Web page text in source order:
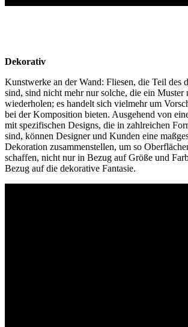
Dekorativ
Kunstwerke an der Wand: Fliesen, die Teil des
sind, sind nicht mehr nur solche, die ein Muster
wiederholen; es handelt sich vielmehr um
bei der Komposition bieten. Ausgehend von
mit spezifischen Designs, die in zahlreichen
sind, können Designer und Kunden eine
Dekoration zusammenstellen, um so
schaffen, nicht nur in Bezug auf Größe und
Bezug auf die dekorative Fantasie.